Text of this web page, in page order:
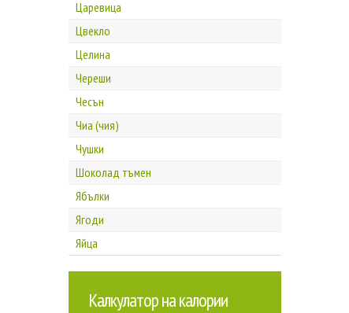
Царевица
Цвекло
Целина
Череши
Чесън
Чиа (чия)
Чушки
Шоколад тъмен
Ябълки
Ягоди
Яйца
Калкулатор на калории